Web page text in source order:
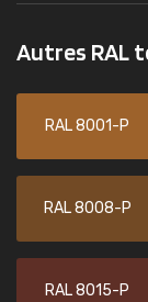
Autres RAL
RAL 8001-P
RAL 8008-P
RAL 8015-P